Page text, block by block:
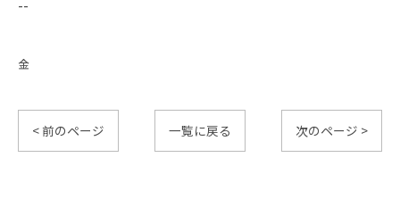
--
金
< 前のページ 一覧に戻る 次のページ >